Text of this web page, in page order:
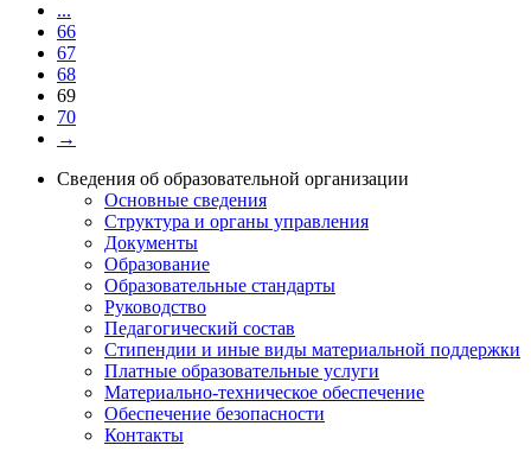
...
66
67
68
69
70
→
Сведения об образовательной организации
Основные сведения
Структура и органы управления
Документы
Образование
Образовательные стандарты
Руководство
Педагогический состав
Стипендии и иные виды материальной поддержки
Платные образовательные услуги
Материально-техническое обеспечение
Обеспечение безопасности
Контакты